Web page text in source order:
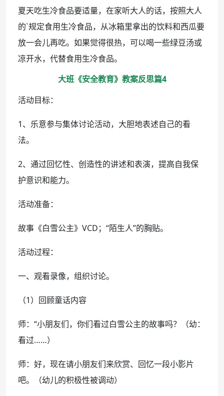
夏天吃生冷食品要适量，在家听大人的话，按照大人
的`规定食用生冷食品，从冰箱里拿出的饮料和西瓜要
放一会儿再吃。如果觉得很热，可以喝一些绿豆汤或
凉开水，代替食用生冷食品。
大班《安全教育》教案反思篇4
活动目标：
1、乐意参与集体讨论活动，大胆地表述自己的看
法。
2、通过回忆性、创造性的讲述和表演，提高自我保
护意识和能力。
活动准备：
故事《白雪公主》VCD；“陌生人”的胸贴。
活动过程：
一、观看录像，组织讨论。
（1）回顾童话内容
师：“小朋友们，你们看过白雪公主的故事吗？（幼：
看过……）
师：好，现在请小朋友们来欣赏、回忆一段小影片
吧。（幼儿的积极性被调动）